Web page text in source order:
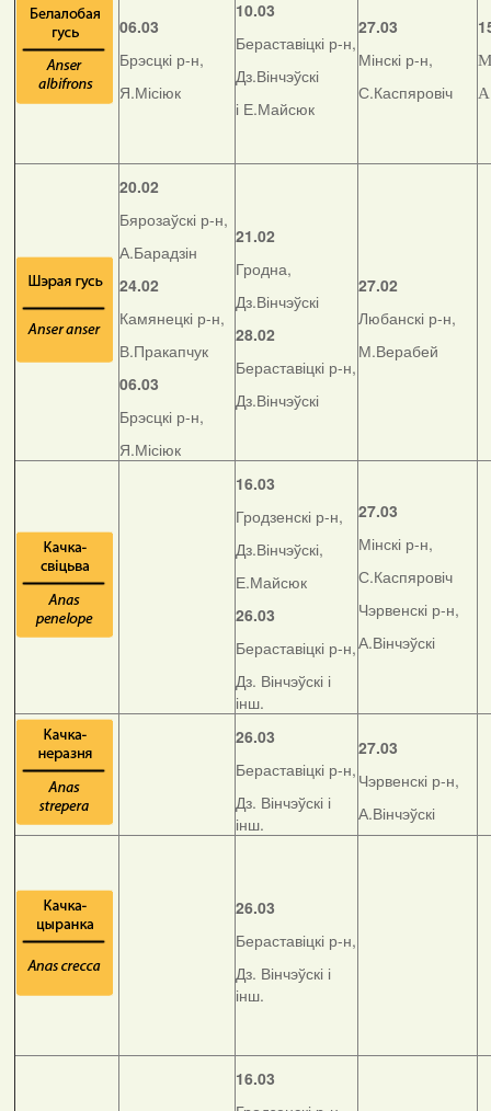
06.03
Брэсцкі р-н,
Я.Місіюк
10.03
Бераставіцкі р-н,
Дз.Вінчэўскі
і Е.Майсюк
27.03
Мінскі р-н,
С.Каспяровіч
20.02
Бярозаўскі р-н,
А.Барадзін
24.02
Камянецкі р-н,
В.Пракапчук
06.03
Брэсцкі р-н,
Я.Місіюк
21.02
Гродна,
Дз.Вінчэўскі
28.02
Бераставіцкі р-н,
Дз.Вінчэўскі
27.02
Любанскі р-н,
М.Верабей
16.03
Гродзенскі р-н,
Дз.Вінчэўскі,
Е.Майсюк
26.03
Бераставіцкі р-н,
Дз. Вінчэўскі і
інш.
27.03
Мінскі р-н,
С.Каспяровіч
Чэрвенскі р-н,
А.Вінчэўскі
26.03
Бераставіцкі р-н,
Дз. Вінчэўскі і
інш.
27.03
Чэрвенскі р-н,
А.Вінчэўскі
26.03
Бераставіцкі р-н,
Дз. Вінчэўскі і
інш.
16.03